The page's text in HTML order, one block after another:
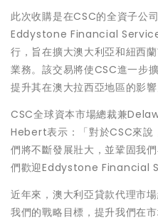
此次收購是在CSC的全資子
Eddystone Financial
行，旨在擴大澳大利亞和紐西
業務。該交易將使CSC進一步
提升其在澳大拉西亞地區的影響
CSC全球資本市場總裁兼
Hebert表示：「對於CSC來說
們將不斷發展壯大，並鞏固我
們歡迎Eddystone Financial
近年來，澳大利亞貸款代理市
我們的戰略目標，提升我們在